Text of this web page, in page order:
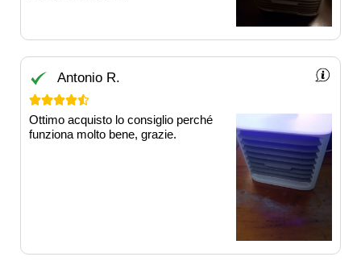
Antonio R.

Ottimo acquisto lo consiglio perché
funziona molto bene, grazie.